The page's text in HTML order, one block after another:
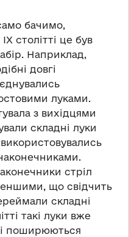
бачимо,
столітті це був
Наприклад,
довгі
луками.
з вихідцями
складні луки
стріл
що свідчить
складні
такі луки вже
і поширюються